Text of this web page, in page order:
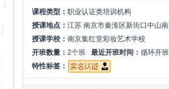
课程类型： 职业认证类培训机构
授课地点： 江苏 南京市秦淮区新街口中山
授课学校： 南京集红堂彩妆艺术学校
开班数量： 2个班 最近开班时间： 循环开班
特性标签：